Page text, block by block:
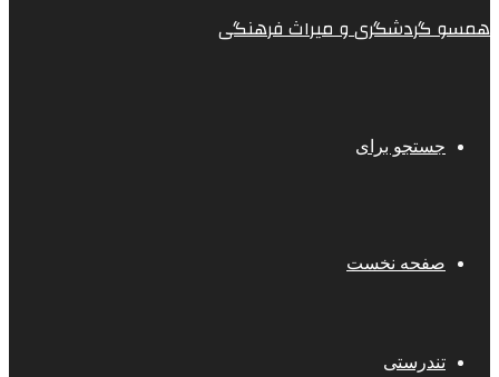
همسو گردشگری و میراث فرهنگی
جستجو برای
صفحه نخست
تندرستی